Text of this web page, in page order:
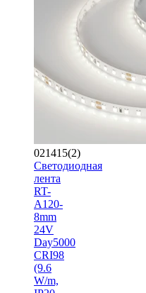
021415(2)
Светодиодная
лента
RT-
A120-
8mm
24V
Day5000
CRI98
(9.6
W/m,